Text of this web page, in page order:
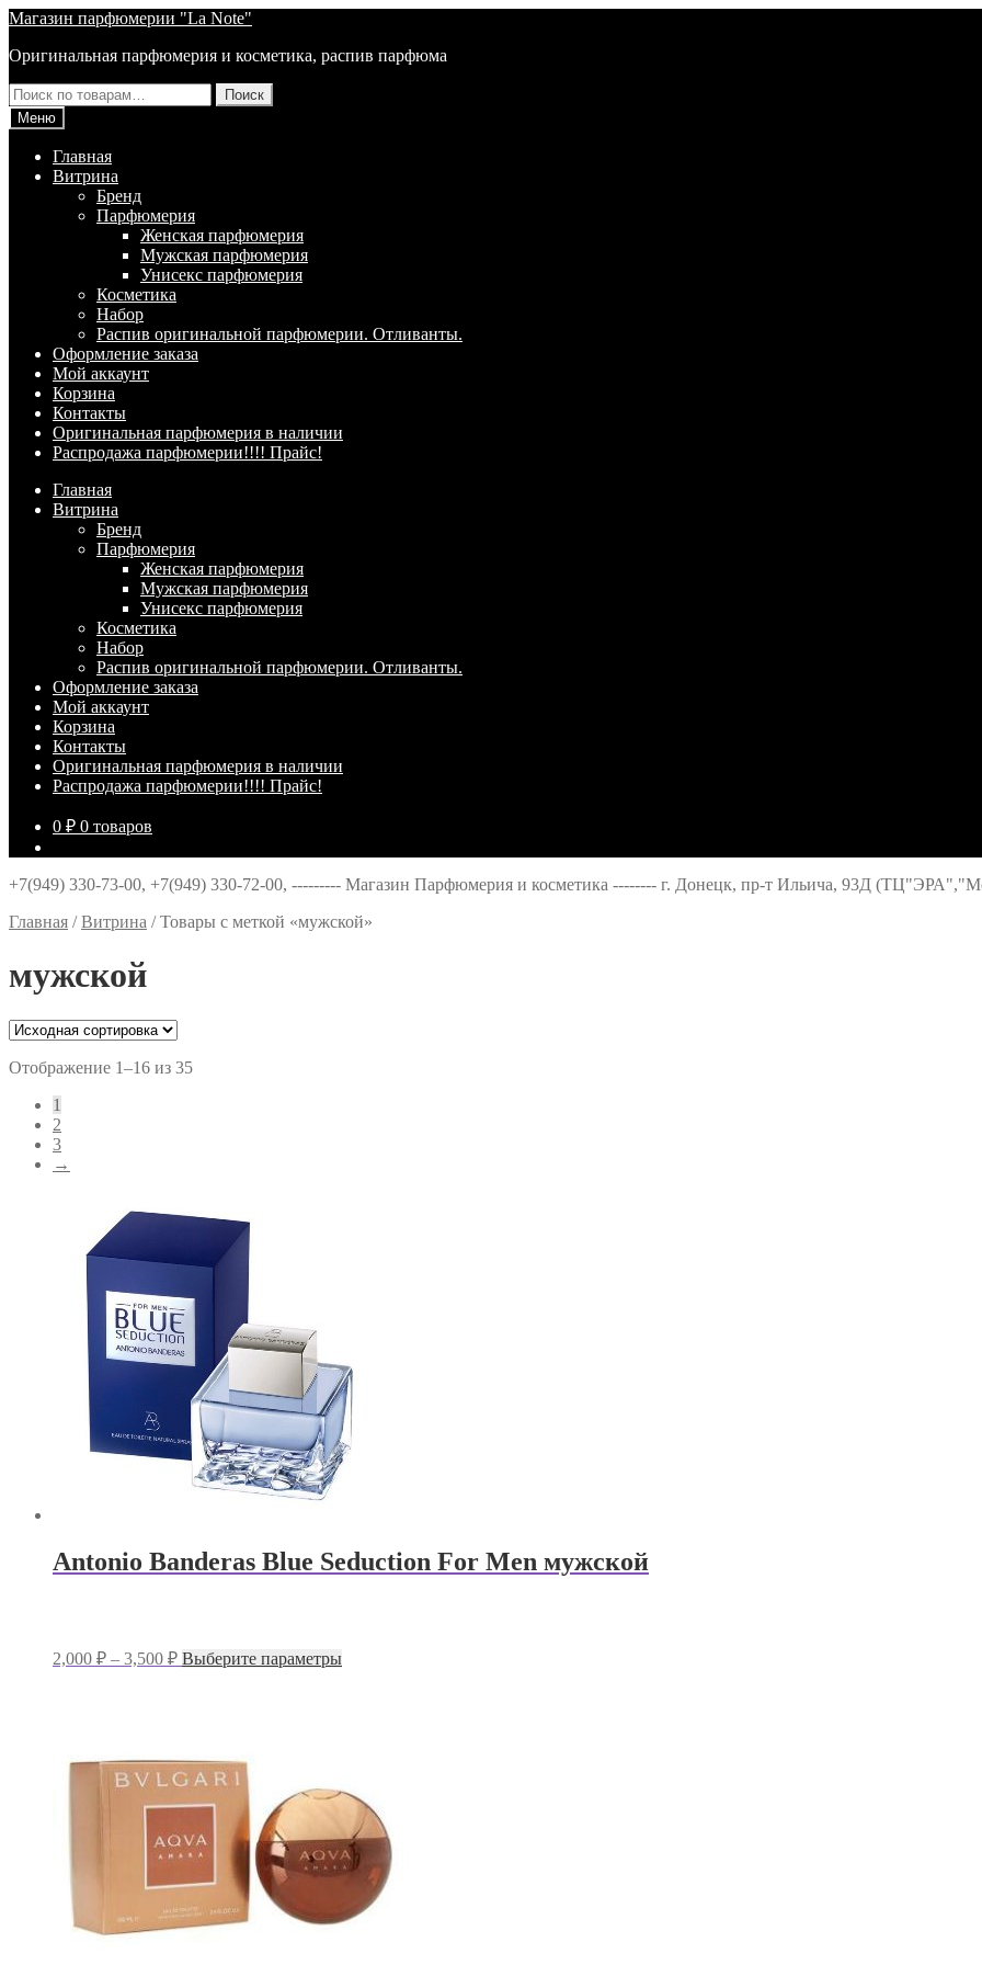
Перейти
навигации
Перейти
содержимому
Магазин парфюмерии "La Note"
Оригинальная парфюмерия и косметика, распив парфюма
Искать:
Поиск
Меню
Главная
Витрина
Брeнд
Парфюмерия
Женская парфюмерия
Мужская парфюмерия
Унисекс парфюмерия
Косметика
Набор
Распив оригинальной парфюмерии. Отливанты.
Оформление заказа
Мой аккаунт
Корзина
Контакты
Оригинальная парфюмерия в наличии
Распродажа парфюмерии!!!! Прайс!
Главная
Витрина
Брeнд
Парфюмерия
Женская парфюмерия
Мужская парфюмерия
Унисекс парфюмерия
Косметика
Набор
Распив оригинальной парфюмерии. Отливанты.
Оформление заказа
Мой аккаунт
Корзина
Контакты
Оригинальная парфюмерия в наличии
Распродажа парфюмерии!!!! Прайс!
0 ₽ 0 товаров
+7(949) 330-73-00, +7(949) 330-72-00, --------- Магазин Парфюмерия и косметика -------- г. Донецк, пр-т Ильича, 93Д
Главная /Витрина /Товары с меткой «мужской»
мужской
Отображение 1–16 из 35
1
2
3
→
Antonio Banderas Blue Seduction For Men мужской
2,000 ₽ – 3,500 ₽Диапазон
Выберите параметрыЭтот
выбрать
странице
товара.